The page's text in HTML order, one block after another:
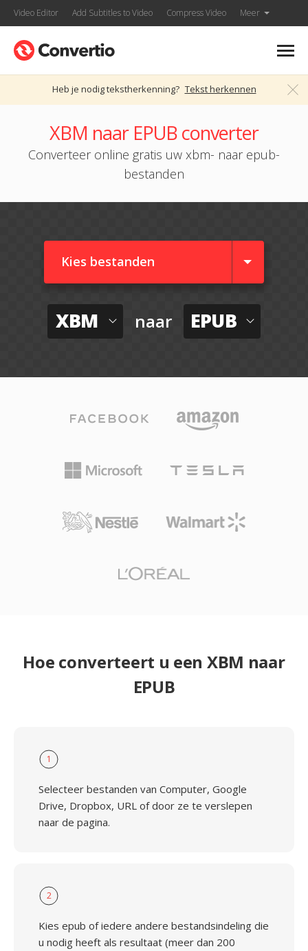
Video Editor Add Subtitles to Video Compress Video Meer
Heb je nodig tekstherkenning? Tekst herkennen
XBM naar EPUB converter
Converteer online gratis uw xbm- naar epub-
bestanden
Kies bestanden
XBM naar EPUB
Hoe converteert u een XBM naar
EPUB
1
Selecteer bestanden van Computer, Google
Drive, Dropbox, URL of door ze te verslepen
naar de pagina.
2
Kies epub of iedere andere bestandsindeling die
u nodig heeft als resultaat (meer dan 200